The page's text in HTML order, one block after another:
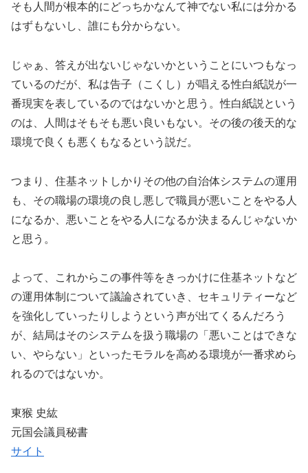
そも人間が根本的にどっちかなんて神でない私には分かる
はずもないし、誰にも分からない。
じゃぁ、答えが出ないじゃないかということにいつもなっ
ているのだが、私は告子（こくし）が唱える性白紙説が一
番現実を表しているのではないかと思う。性白紙説という
のは、人間はそもそも悪い良いもない。その後の後天的な
環境で良くも悪くもなるという説だ。
つまり、住基ネットしかりその他の自治体システムの運用
も、その職場の環境の良し悪しで職員が悪いことをやる人
になるか、悪いことをやる人になるか決まるんじゃないか
と思う。
よって、これからこの事件等をきっかけに住基ネットなど
の運用体制について議論されていき、セキュリティーなど
を強化していったりしようという声が出てくるんだろう
が、結局はそのシステムを扱う職場の「悪いことはできな
い、やらない」といったモラルを高める環境が一番求めら
れるのではないか。
東猴 史紘
元国会議員秘書
サイト